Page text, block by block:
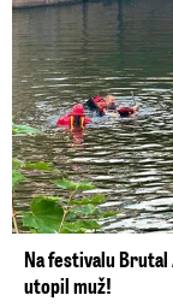
Na festivalu Brutal
utopil muž!